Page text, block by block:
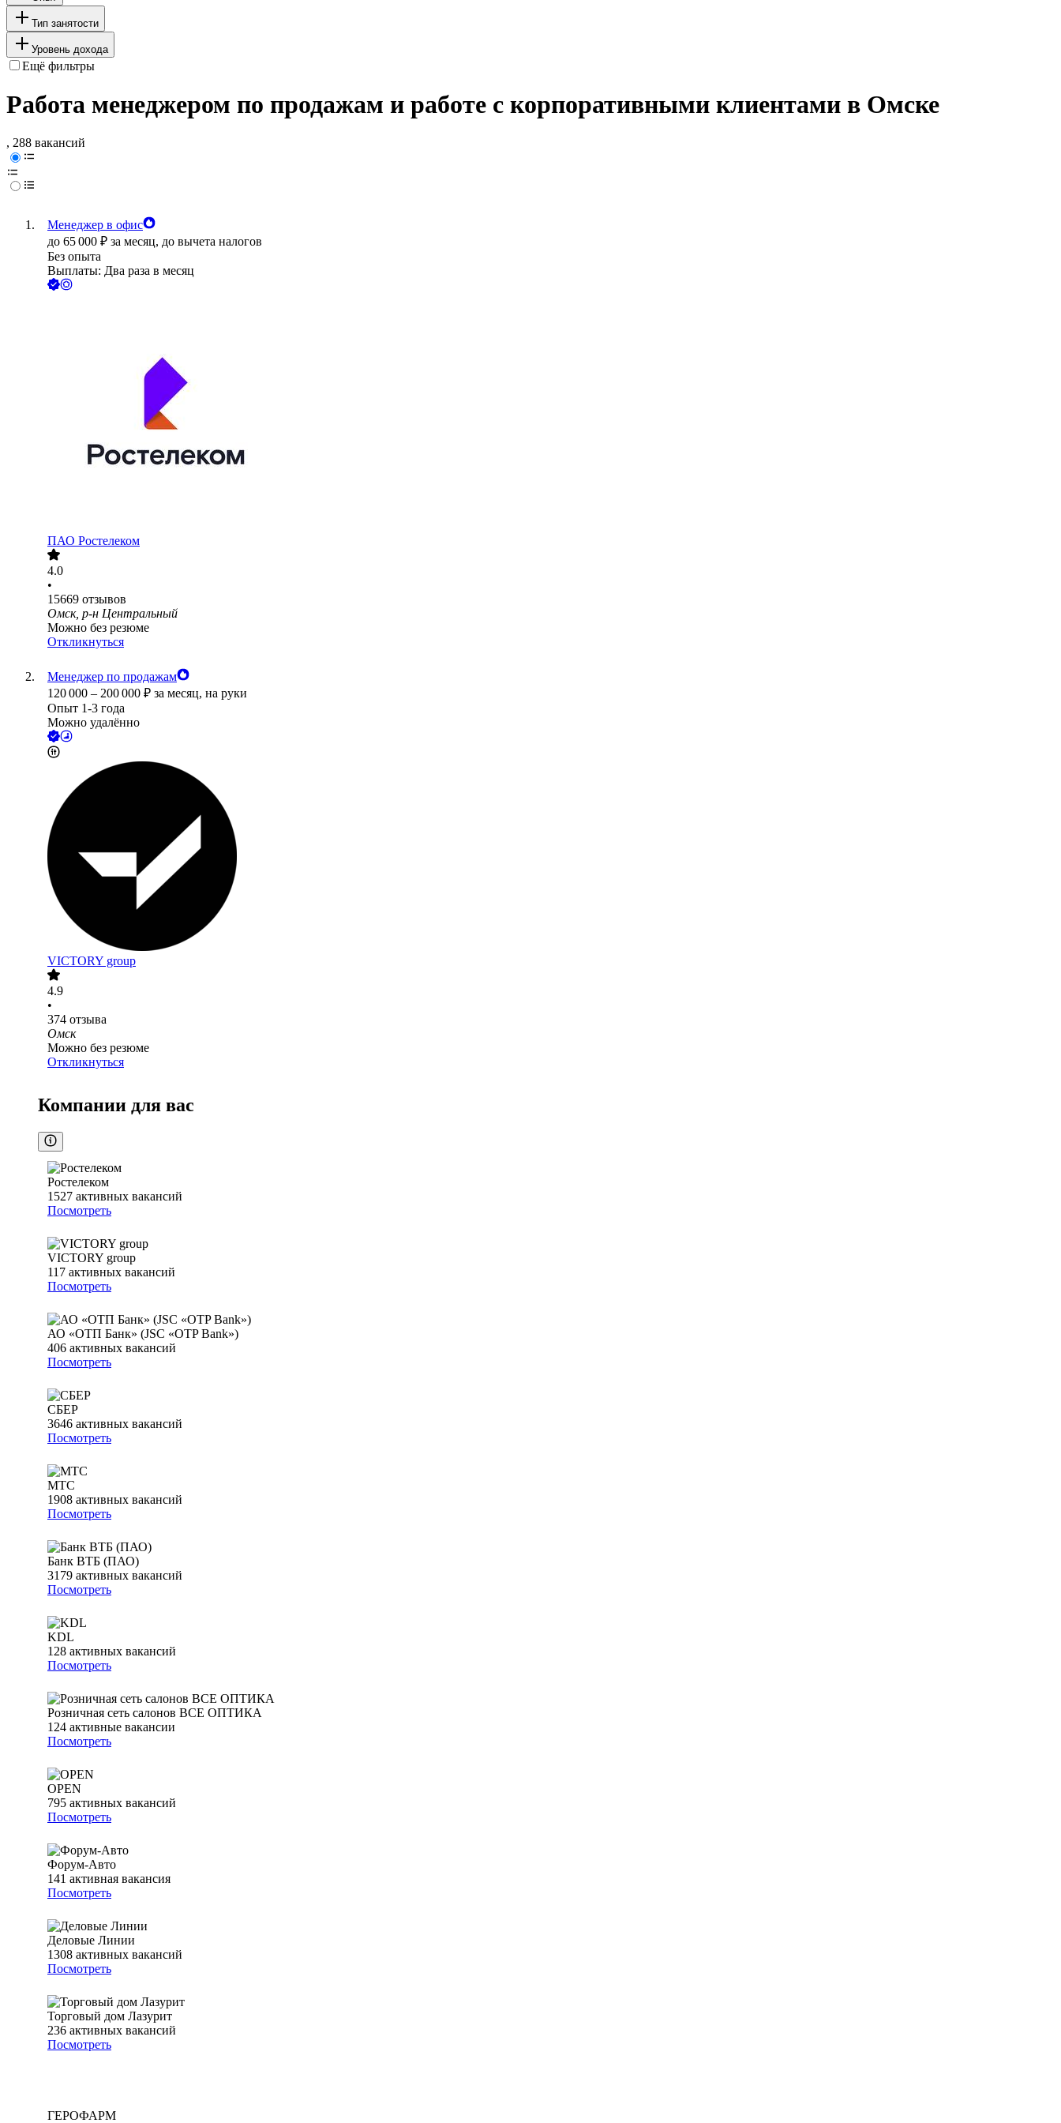
Тип занятости
Уровень дохода
Ещё фильтры
Работа менеджером по продажам и работе с корпоративными клиентами в Омске
, 288 вакансий
Менеджер в офис
до 65 000 ₽ за месяц, до вычета налогов
Без опыта
Выплаты: Два раза в месяц
ПАО Ростелеком
4.0
•
15669 отзывов
Омск, р-н Центральный
Можно без резюме
Откликнуться
Менеджер по продажам
120 000 – 200 000 ₽ за месяц, на руки
Опыт 1-3 года
Можно удалённо
VICTORY group
4.9
•
374 отзыва
Омск
Можно без резюме
Откликнуться
Компании для вас
Ростелеком
1527 активных вакансий
Посмотреть
VICTORY group
117 активных вакансий
Посмотреть
АО «ОТП Банк» (JSC «OTP Bank»)
406 активных вакансий
Посмотреть
СБЕР
3646 активных вакансий
Посмотреть
МТС
1908 активных вакансий
Посмотреть
Банк ВТБ (ПАО)
3179 активных вакансий
Посмотреть
KDL
128 активных вакансий
Посмотреть
Розничная сеть салонов ВСЕ ОПТИКА
124 активные вакансии
Посмотреть
OPEN
795 активных вакансий
Посмотреть
Форум-Авто
141 активная вакансия
Посмотреть
Деловые Линии
1308 активных вакансий
Посмотреть
Торговый дом Лазурит
236 активных вакансий
Посмотреть
ГЕРОФАРМ